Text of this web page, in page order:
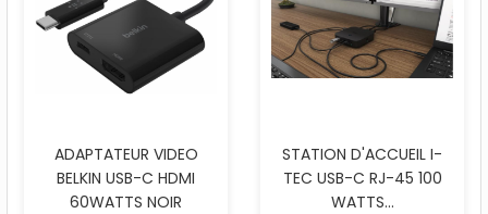
ADAPTATEUR VIDEO
BELKIN USB-C HDMI
60WATTS NOIR
STATION D'ACCUEIL I-
TEC USB-C RJ-45 100
WATTS...